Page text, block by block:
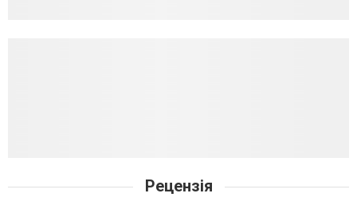
Рецензія